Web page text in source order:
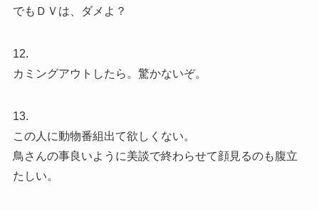
でもＤＶは、ダメよ？
12.
カミングアウトしたら。驚かないぞ。
13.
この人に動物番組出て欲しくない。
鳥さんの事良いように美談で終わらせて顔見るのも腹立
たしい。